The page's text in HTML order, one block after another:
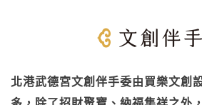
北港武德宮文創伴手委由買樂文創